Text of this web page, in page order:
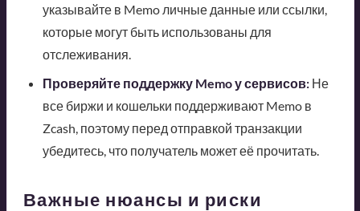
указывайте в Memo личные данные или ссылки,
которые могут быть использованы для
отслеживания.
Проверяйте поддержку Memo у сервисов:Не
все биржи и кошельки поддерживают Memo в
Zcash, поэтому перед отправкой транзакции
убедитесь, что получатель может её прочитать.
Важные нюансы и риски